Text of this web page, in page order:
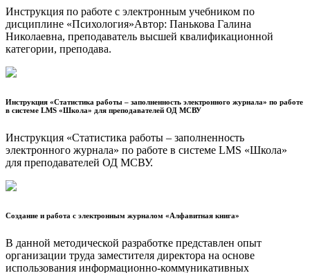
Инструкция по работе с электронным учебником по
дисциплине «Психология»Автор: Панькова Галина
Николаевна, преподаватель высшей квалификационной
категории, преподава.
Инструкция «Статистика работы – заполненность электронного журнала» по работе
в системе LMS «Школа» для преподавателей ОД МСВУ
Инструкция «Статистика работы – заполненность
электронного журнала» по работе в системе LMS «Школа»
для преподавателей ОД МСВУ.
Создание и работа с электронным журналом «Алфавитная книга»
В данной методической разработке представлен опыт
организации труда заместителя директора на основе
использования информационно-коммуникативных